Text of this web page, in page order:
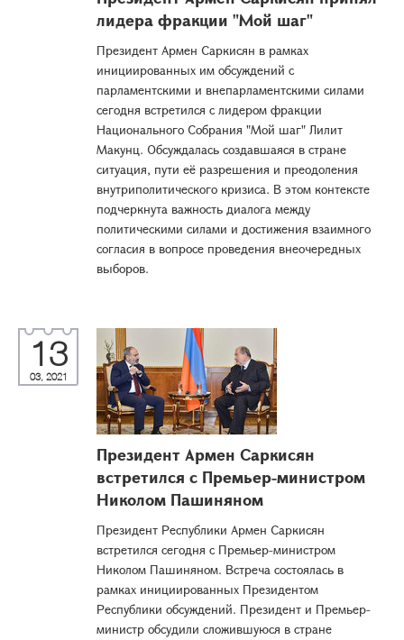
лидера фракции "Мой шаг"
Президент Армен Саркисян в рамках
инициированных им обсуждений с
парламентскими и внепарламентскими силами
сегодня встретился с лидером фракции
Национального Собрания "Мой шаг" Лилит
Макунц. Обсуждалась создавшаяся в стране
ситуация, пути её разрешения и преодоления
внутриполитического кризиса. В этом контексте
подчеркнута важность диалога между
политическими силами и достижения взаимного
согласия в вопросе проведения внeочередных
выборов.
13
03, 2021
Президент Армен Саркисян
встретился с Премьер-министром
Николом Пашиняном
Президент Республики Армен Саркисян
встретился сегодня с Премьер-министром
Николом Пашиняном. Встреча состоялась в
рамках инициированных Президентом
Республики обсуждений. Президент и Премьер-
министр обсудили сложившуюся в стране